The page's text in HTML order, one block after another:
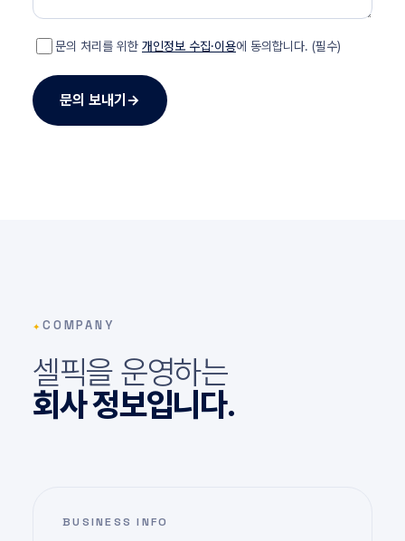
문의 처리를 위한 개인정보 수집·이용에 동의합니다. (필수)
문의 보내기 →
✦COMPANY
셀픽을 운영하는
회사 정보입니다.
BUSINESS INFO